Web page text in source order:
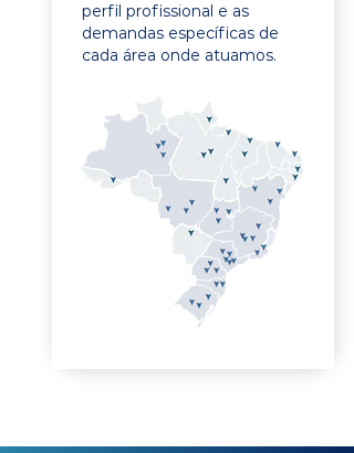
perfil profissional e as
demandas específicas de
cada área onde atuamos.